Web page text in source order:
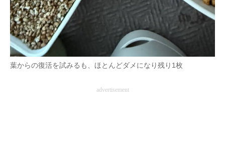
葉からの復活を試みるも、ほとんどダメになり残り1枚
advertisement